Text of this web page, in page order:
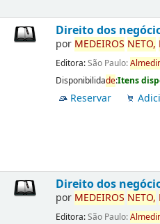
Direito dos
por MEDEIROS NETO,
Editora:São Paulo:
Disponibilidade:Itens
Reservar
Direito dos
por MEDEIROS NETO,
Editora:São Paulo: